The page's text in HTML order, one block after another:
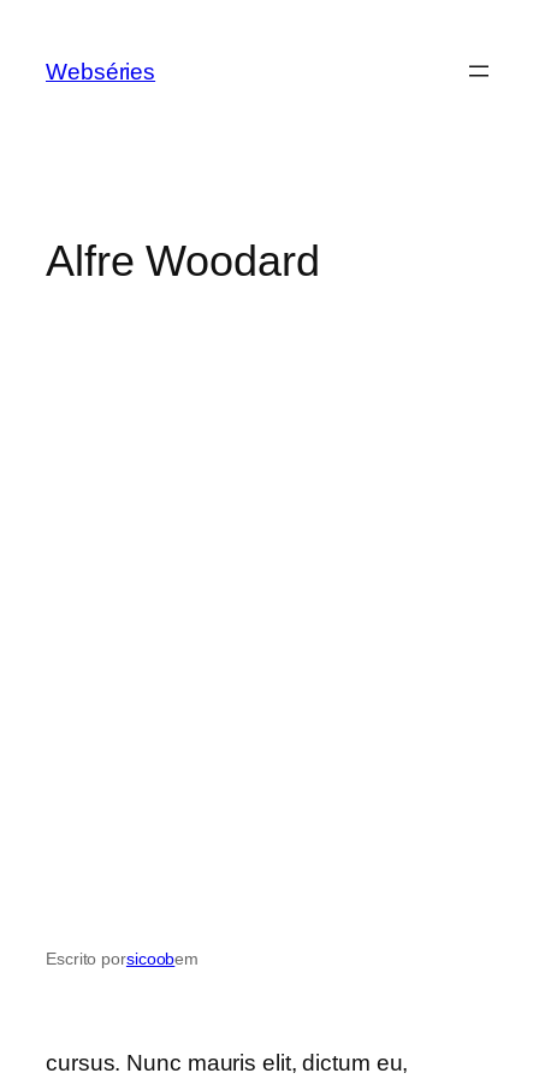
Webséries
Alfre Woodard
Escrito porsicoobem
cursus. Nunc mauris elit, dictum eu, eleifend